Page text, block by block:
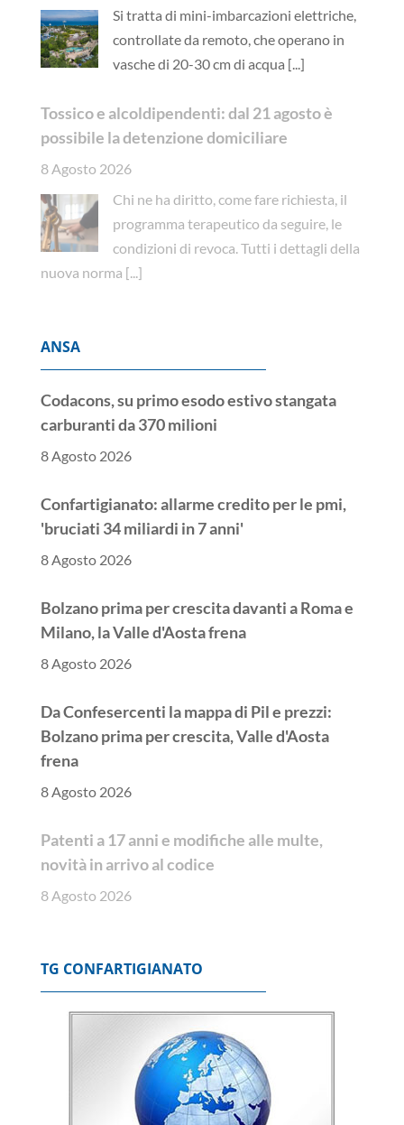
Si tratta di mini-imbarcazioni elettriche,
controllate da remoto, che operano in
vasche di 20-30 cm di acqua [...]
Tossico e alcoldipendenti: dal 21 agosto è
possibile la detenzione domiciliare
8 Agosto 2026
Chi ne ha diritto, come fare richiesta, il
programma terapeutico da seguire, le
condizioni di revoca. Tutti i dettagli della
nuova norma [...]
ANSA
Codacons, su primo esodo estivo stangata
carburanti da 370 milioni
8 Agosto 2026
Confartigianato: allarme credito per le pmi,
'bruciati 34 miliardi in 7 anni'
8 Agosto 2026
Bolzano prima per crescita davanti a Roma e
Milano, la Valle d'Aosta frena
8 Agosto 2026
Da Confesercenti la mappa di Pil e prezzi:
Bolzano prima per crescita, Valle d'Aosta
frena
8 Agosto 2026
Patenti a 17 anni e modifiche alle multe,
novità in arrivo al codice
8 Agosto 2026
TG CONFARTIGIANATO